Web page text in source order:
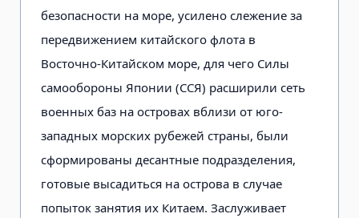
безопасности на море, усилено слежение за
передвижением китайского флота в
Восточно-Китайском море, для чего Силы
самообороны Японии (ССЯ) расширили сеть
военных баз на островах вблизи от юго-
западных морских рубежей страны, были
сформированы десантные подразделения,
готовые высадиться на острова в случае
попыток занятия их Китаем. Заслуживает